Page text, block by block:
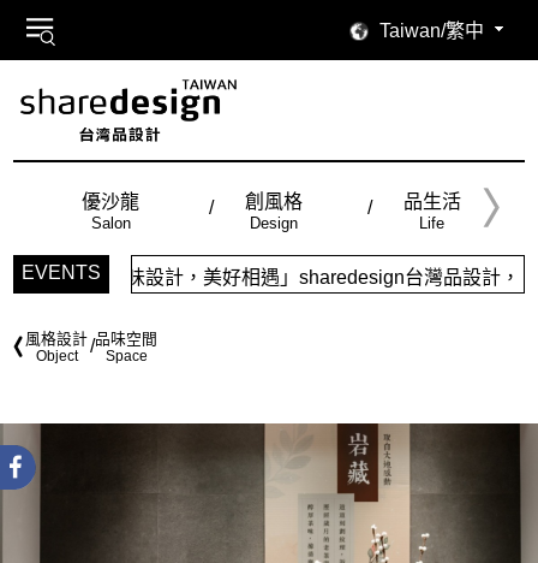
Taiwan/繁中
優沙龍
Salon
創風格
Design
品生活
Life
EVENTS
味設計，美好相遇」sharedesign台灣品設計，五大特色主
風格設計
Object
品味空間
Space